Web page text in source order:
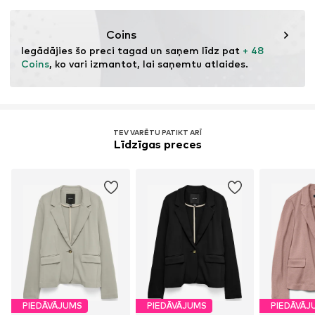
Šī prece satur otrreizēji pārstrādātus materiālus (pirms
var samazināt vajadzību pēc izejvielām, samazināt
atkritumu daudzumu un saudzēt dabas resursus.
Uzzināt vairāk
Coins
Iegādājies šo preci tagad un saņem līdz pat + 48
Coins, ko vari izmantot, lai saņemtu atlaides.
TEV VARĒTU PATIKT ARĪ
Līdzīgas preces
PIEDĀVĀJUMS PIEDĀVĀJUMS